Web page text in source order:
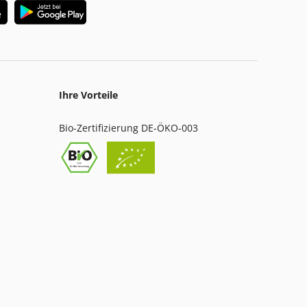
Ihre Vorteile
Bio-Zertifizierung DE-ÖKO-003